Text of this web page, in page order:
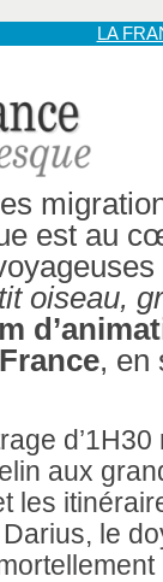
LA
est au
oiseau,
, en
aux
les
le